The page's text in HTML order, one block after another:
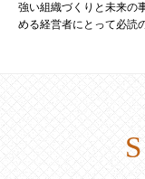
強い組織づくりと未来の
める経営者にとって必読